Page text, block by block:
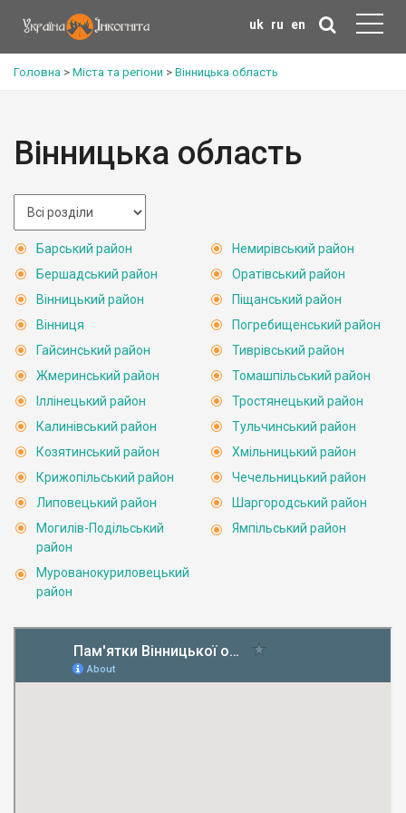
uk ru en
Головна > Міста та регіони > Вінницька область
Вінницька область
Барський район
Бершадський район
Вінницький район
Вінниця
Гайсинський район
Жмеринський район
Іллінецький район
Калинівський район
Козятинський район
Крижопільський район
Липовецький район
Могилів-Подільський
район
Мурованокуриловецький
район
Немирівський район
Оратівський район
Піщанський район
Погребищенський район
Тиврівський район
Томашпільський район
Тростянецький район
Тульчинський район
Хмільницький район
Чечельницький район
Шаргородський район
Ямпільський район